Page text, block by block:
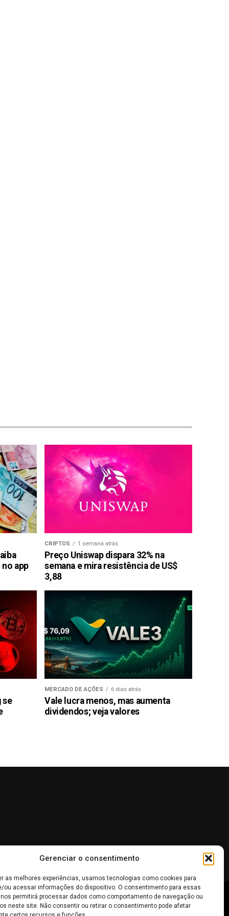
Gerenciar o consentimento
as melhores experiências, usamos tecnologias como cookies para
ou acessar informações do dispositivo. O consentimento para essas
permitirá processar dados como comportamento de navegação ou
neste site. Não consentir ou retirar o consentimento pode afetar
app
CRIPTOS 1 semana atrás
Preço Uniswap dispara 32% na
semana e mira resistência de US$
3,88
se
MERCADO DE AÇÕES 6 dias atrás
Vale lucra menos, mas aumenta
dividendos; veja valores
devem ser interpretadas como recomendações de